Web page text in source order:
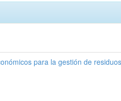
para la gestión de